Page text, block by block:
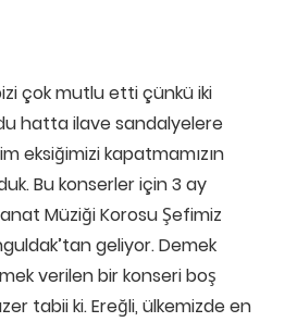
çok mutlu etti çünkü iki
hatta ilave sandalyelere
eksiğimizi kapatmamızın
Bu konserler için 3 ay
Müziği Korosu Şefimiz
geliyor. Demek
verilen bir konseri boş
tabii ki. Ereğli, ülkemizde en